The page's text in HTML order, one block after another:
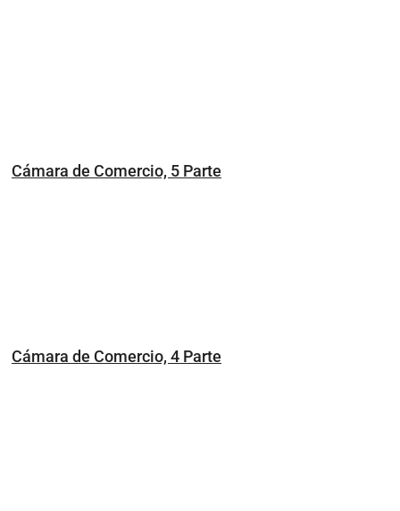
Cámara de Comercio, 5 Parte
Cámara de Comercio, 4 Parte